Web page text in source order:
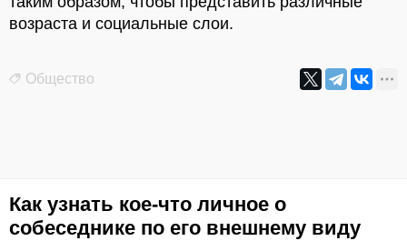
возраста и социальные слои.
Общество
Как узнать кое-что личное о
собеседнике по его внешнему виду